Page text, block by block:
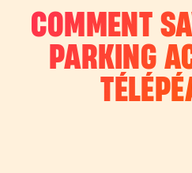
COMMENT
PARKING